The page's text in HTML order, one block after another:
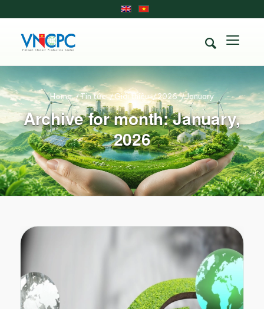
Archive for month: January,
2026
Home /Tin tức /Giới thiệu /2026 /January